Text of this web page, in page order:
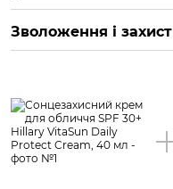
Зволоження і захист